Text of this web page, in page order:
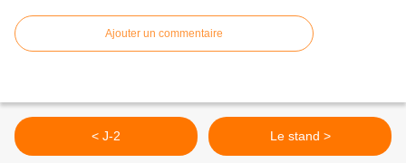
Ajouter un commentaire
< J-2 Le stand >